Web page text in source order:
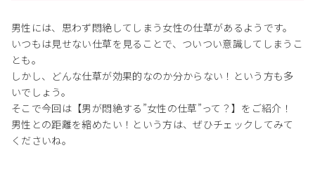
男性には、思わず悶絶してしまう女性の仕草があるようです。
いつもは見せない仕草を見ることで、ついつい意識してしまうこ
とも。
しかし、どんな仕草が効果的なのか分からない！という方も多
いでしょう。
そこで今回は【男が悶絶する”女性の仕草”って？】をご紹介！
男性との距離を縮めたい！という方は、ぜひチェックしてみて
くださいね。